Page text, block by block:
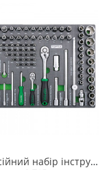
Професійний набір інструменту в ложементі 1/4", 1/2" 111ед. TOPTUL GEDB117